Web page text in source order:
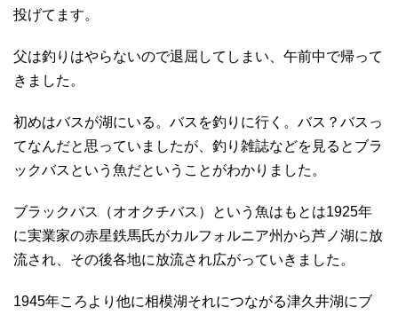
投げてます。
父は釣りはやらないので退屈してしまい、午前中で帰って
きました。
初めはバスが湖にいる。バスを釣りに行く。バス？バスっ
てなんだと思っていましたが、釣り雑誌などを見るとブラ
ックバスという魚だということがわかりました。
ブラックバス（オオクチバス）という魚はもとは1925年
に実業家の赤星鉄馬氏がカルフォルニア州から芦ノ湖に放
流され、その後各地に放流され広がっていきました。
1945年ころより他に相模湖それにつながる津久井湖にブ